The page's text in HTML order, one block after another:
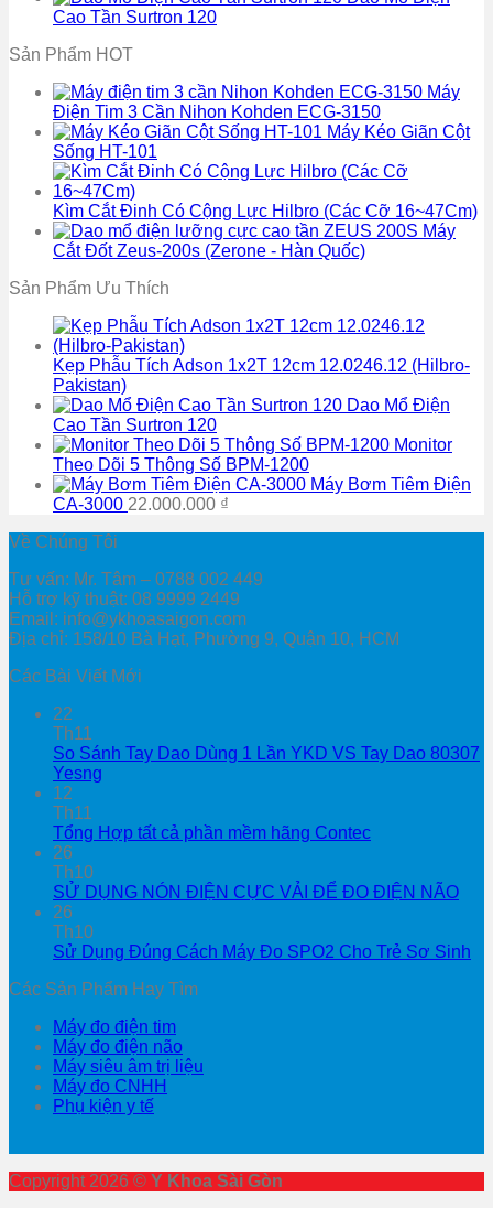
Cao Tần Surtron 120
Sản Phẩm HOT
Máy
Điện Tim 3 Cần Nihon Kohden ECG-3150
Máy Kéo Giãn Cột
Sống HT-101
Kìm Cắt Đinh Có Cộng Lực Hilbro (Các Cỡ 16~47Cm)
Máy
Cắt Đốt Zeus-200s (Zerone - Hàn Quốc)
Sản Phẩm Ưu Thích
Kẹp Phẫu Tích Adson 1x2T 12cm 12.0246.12 (Hilbro-
Pakistan)
Dao Mổ Điện
Cao Tần Surtron 120
Monitor
Theo Dõi 5 Thông Số BPM-1200
Máy Bơm Tiêm Điện
CA-3000 22.000.000 ₫
Về Chúng Tôi
Tư vấn: Mr. Tâm – 0788 002 449
Hỗ trợ kỹ thuật: 08 9999 2449
Email: info@ykhoasaigon.com
Địa chỉ: 158/10 Bà Hạt, Phường 9, Quận 10, HCM
Các Bài Viết Mới
22
Th11
So Sánh Tay Dao Dùng 1 Lần YKD VS Tay Dao 80307
Yesng
12
Th11
Tổng Hợp tất cả phần mềm hãng Contec
26
Th10
SỬ DỤNG NÓN ĐIỆN CỰC VẢI ĐỂ ĐO ĐIỆN NÃO
26
Th10
Sử Dụng Đúng Cách Máy Đo SPO2 Cho Trẻ Sơ Sinh
Các Sản Phẩm Hay Tìm
Máy đo điện tim
Máy đo điện não
Máy siêu âm trị liệu
Máy đo CNHH
Phụ kiện y tế
Copyright 2026 © Y Khoa Sài Gòn